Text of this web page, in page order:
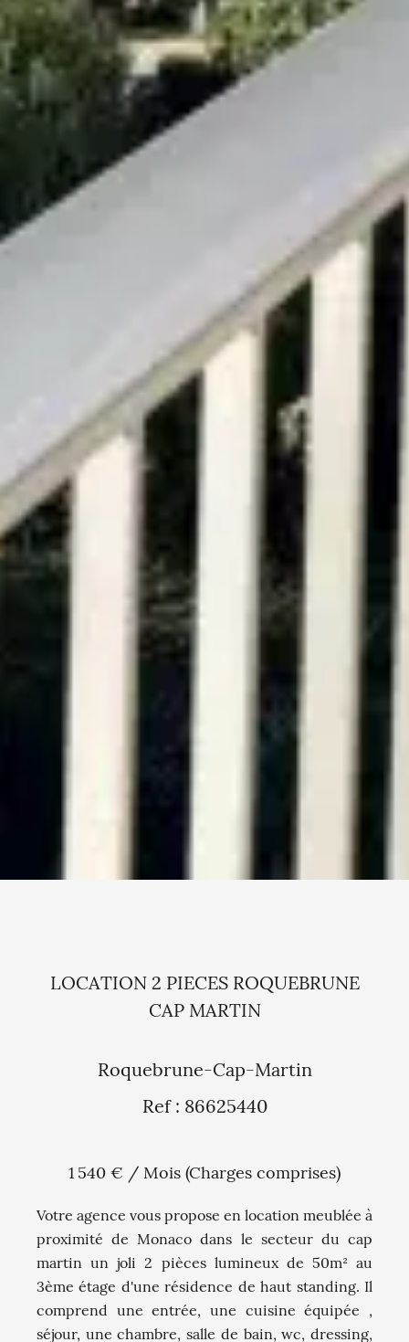
LOCATION 2 PIECES ROQUEBRUNE
CAP MARTIN
Roquebrune-Cap-Martin
Ref : 86625440
1 540 € / Mois (Charges comprises)
Votre agence vous propose en location meublée à
proximité de Monaco dans le secteur du cap
martin un joli 2 pièces lumineux de 50m² au
3ème étage d'une résidence de haut standing. Il
comprend une entrée, une cuisine équipée ,
séjour, une chambre, salle de bain, wc, dressing,